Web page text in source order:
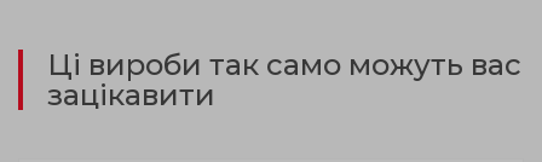
Ці вироби так само можуть вас
зацікавити